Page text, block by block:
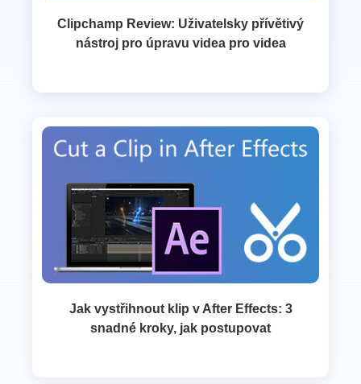
Clipchamp Review: Uživatelsky přívětivý
nástroj pro úpravu videa pro videa
Jak vystřihnout klip v After Effects: 3
snadné kroky, jak postupovat